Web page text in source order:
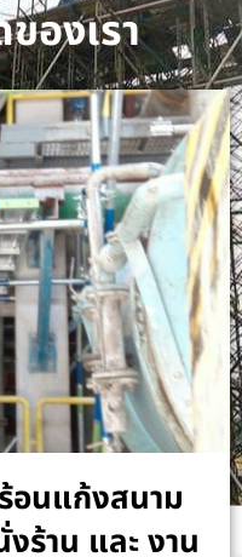
องเรา
อนแก้งสนาม
ร้าน และ งาน